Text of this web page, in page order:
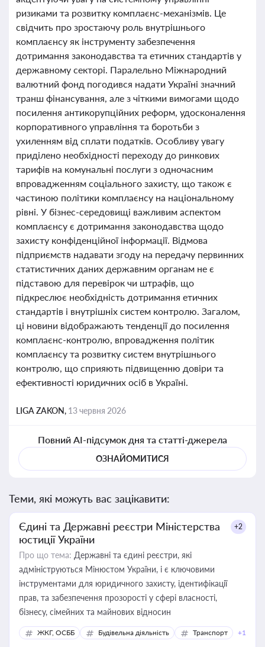
ризиками та розвитку комплаєнс-механізмів. Це
свідчить про зростаючу роль внутрішнього
комплаєнсу як інструменту забезпечення
дотримання законодавства та етичних стандартів у
державному секторі. Паралельно Міжнародний
валютний фонд погодився надати Україні значний
транш фінансування, але з чіткими вимогами щодо
посилення антикорупційних реформ, удосконалення
корпоративного управління та боротьби з
ухиленням від сплати податків. Особливу увагу
приділено необхідності переходу до ринкових
тарифів на комунальні послуги з одночасним
впровадженням соціального захисту, що також є
частиною політики комплаєнсу на національному
рівні. У бізнес-середовищі важливим аспектом
комплаєнсу є дотримання законодавства щодо
захисту конфіденційної інформації. Відмова
підприємств надавати згоду на передачу первинних
статистичних даних державним органам не є
підставою для перевірок чи штрафів, що
підкреслює необхідність дотримання етичних
стандартів і внутрішніх систем контролю. Загалом,
ці новини відображають тенденції до посилення
комплаєнс-контролю, впровадження політик
комплаєнсу та розвитку систем внутрішнього
контролю, що сприяють підвищенню довіри та
ефективності юридичних осіб в Україні.
LIGA ZAKON, 13 червня 2026
Повний AI-підсумок дня та статті-джерела
ОЗНАЙОМИТИСЯ
Теми, які можуть вас зацікавити:
Єдині та Державні реєстри Міністерства
юстиції України
+2
Про що тема: Державні та єдині реєстри, які
адмініструються Мінюстом України, і є ключовими
інструментами для юридичного захисту, ідентифікації
прав, та забезпечення прозорості у сфері власності,
бізнесу, сімейних та майнових відносин
ЖКГ, ОСББ Будівельна діяльність Транспорт +1